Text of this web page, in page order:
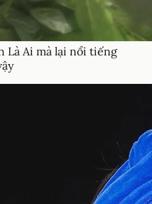
Là Ai mà lại nổi tiếng